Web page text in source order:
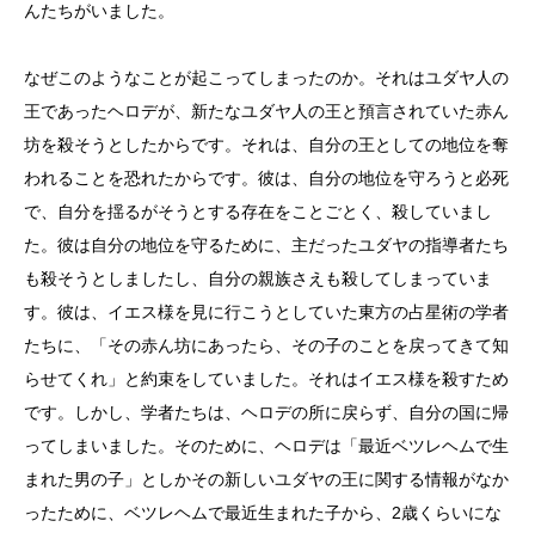
んたちがいました。
なぜこのようなことが起こってしまったのか。それはユダヤ人の
王であったヘロデが、新たなユダヤ人の王と預言されていた赤ん
坊を殺そうとしたからです。それは、自分の王としての地位を奪
われることを恐れたからです。彼は、自分の地位を守ろうと必死
で、自分を揺るがそうとする存在をことごとく、殺していまし
た。彼は自分の地位を守るために、主だったユダヤの指導者たち
も殺そうとしましたし、自分の親族さえも殺してしまっていま
す。彼は、イエス様を見に行こうとしていた東方の占星術の学者
たちに、「その赤ん坊にあったら、その子のことを戻ってきて知
らせてくれ」と約束をしていました。それはイエス様を殺すため
です。しかし、学者たちは、ヘロデの所に戻らず、自分の国に帰
ってしまいました。そのために、ヘロデは「最近ベツレヘムで生
まれた男の子」としかその新しいユダヤの王に関する情報がなか
ったために、ベツレヘムで最近生まれた子から、2歳くらいにな